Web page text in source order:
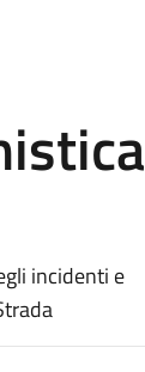
incidenti e